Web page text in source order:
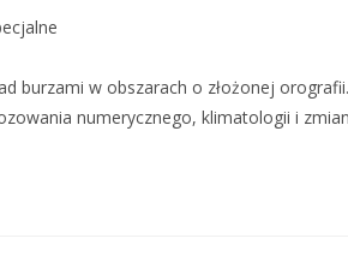
burzami w obszarach o złożonej
numerycznego, klimatologii i